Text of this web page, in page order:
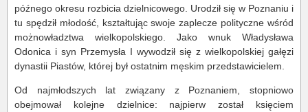
późnego okresu rozbicia dzielnicowego. Urodził się w Poznaniu i
tu spędził młodość, kształtując swoje zaplecze polityczne wśród
możnowładztwa wielkopolskiego. Jako wnuk Władysława
Odonica i syn Przemysła I wywodził się z wielkopolskiej gałęzi
dynastii Piastów, której był ostatnim męskim przedstawicielem.
Od najmłodszych lat związany z Poznaniem, stopniowo
obejmował kolejne dzielnice: najpierw został księciem